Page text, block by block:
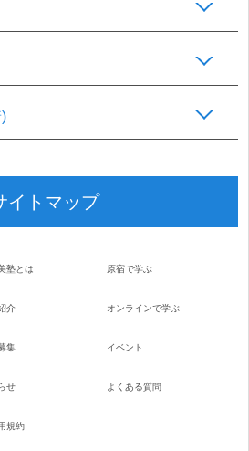
イトマップ
塾とは
介
集
せ
原宿で学ぶ
オンラインで学ぶ
イベント
よくある質問
規約